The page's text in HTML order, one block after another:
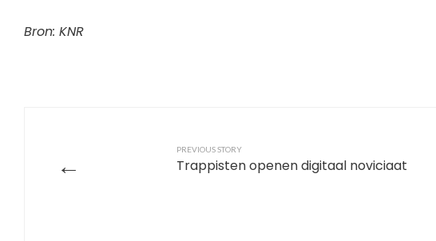
Bron: KNR
←
PREVIOUS STORY
Trappisten openen digitaal noviciaat